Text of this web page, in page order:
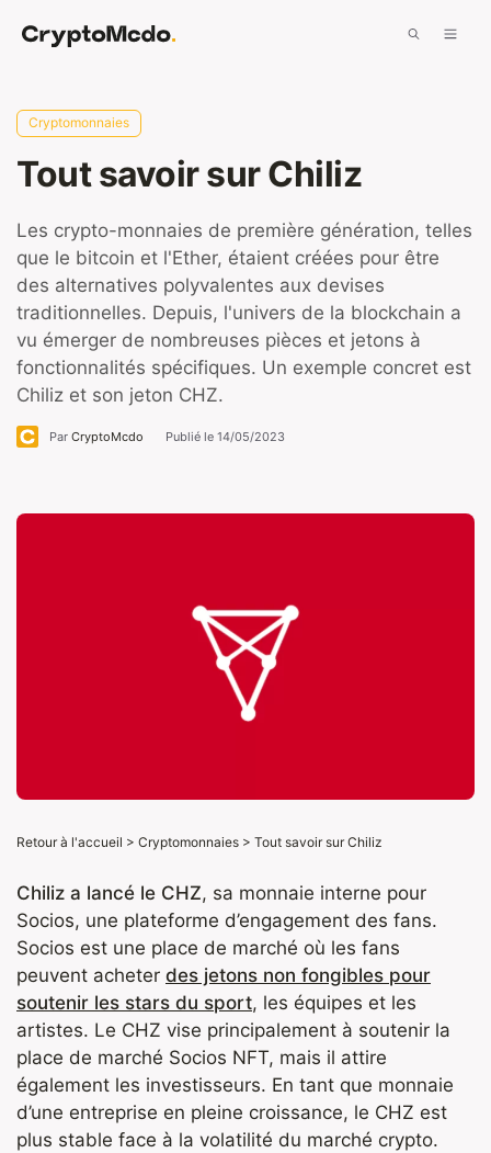
Cryptomonnaies
Tout savoir sur Chiliz
Les crypto-monnaies de première génération, telles
que le bitcoin et l'Ether, étaient créées pour être
des alternatives polyvalentes aux devises
traditionnelles. Depuis, l'univers de la blockchain a
vu émerger de nombreuses pièces et jetons à
fonctionnalités spécifiques. Un exemple concret est
Chiliz et son jeton CHZ.
Par CryptoMcdo Publié le 14/05/2023
Retour à l'accueil > Cryptomonnaies > Tout savoir sur Chiliz
Chiliz a lancé le CHZ, sa monnaie interne pour
Socios, une plateforme d’engagement des fans.
Socios est une place de marché où les fans
peuvent acheter des jetons non fongibles pour
soutenir les stars du sport, les équipes et les
artistes. Le CHZ vise principalement à soutenir la
place de marché Socios NFT, mais il attire
également les investisseurs. En tant que monnaie
d’une entreprise en pleine croissance, le CHZ est
plus stable face à la volatilité du marché crypto.